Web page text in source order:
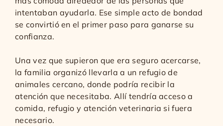
intentaban ayudarla. Ese simple acto de bondad
se convirtió en el primer paso para ganarse su
confianza.
Una vez que supieron que era seguro acercarse,
la familia organizó llevarla a un refugio de
animales cercano, donde podría recibir la
atención que necesitaba. Allí tendría acceso a
comida, refugio y atención veterinaria si fuera
necesario.